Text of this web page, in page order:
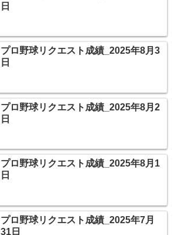
日
プロ野球リクエスト成績_2025年8月3
日
プロ野球リクエスト成績_2025年8月2
日
プロ野球リクエスト成績_2025年8月1
日
プロ野球リクエスト成績_2025年7月
31日